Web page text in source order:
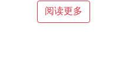
阅读更多